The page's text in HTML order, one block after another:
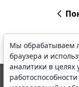
Мы обрабатываем
браузера и
аналитики в